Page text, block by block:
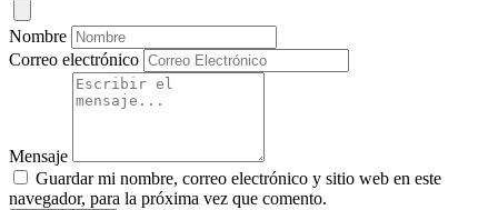
Nombre
Correo electrónico
Mensaje
Guardar mi nombre, correo electrónico y sitio web en este
navegador, para la próxima vez que comento.